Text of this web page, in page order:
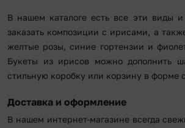
В нашем каталоге есть все эти виды
заказать композиции с ирисами, а
желтые розы, синие гортензии и
Букеты из ирисов можно дополнить
стильную коробку или корзину в форме
Доставка и оформление
В нашем интернет-магазине всегда